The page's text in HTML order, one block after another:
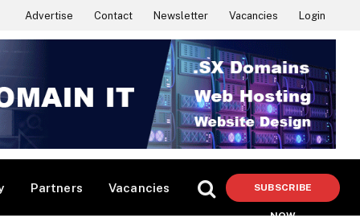
Advertise Contact Newsletter Vacancies Login
Partners Vacancies SUBSCRIBE
NOW